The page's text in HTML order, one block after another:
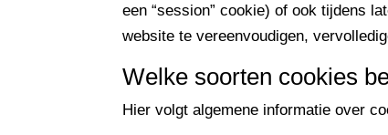
een “session” cookie) of ook tijdens
website te vereenvoudigen,
Welke soorten cookies
Hier volgt algemene informatie over